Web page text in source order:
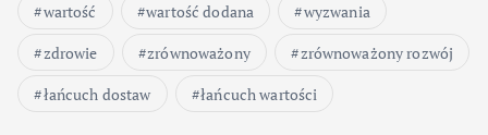
wartość
wartość dodana
wyzwania
zdrowie
zrównoważony
zrównoważony rozwój
łańcuch dostaw
łańcuch wartości